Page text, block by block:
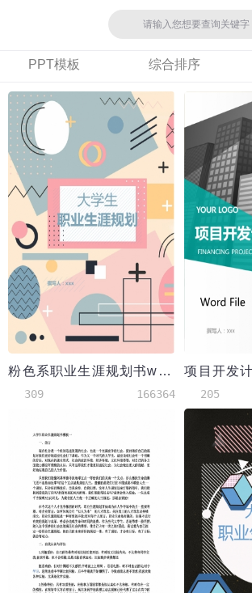
PPT模板 综合排序
粉色系职业生涯规划书word模板
309 166364 205